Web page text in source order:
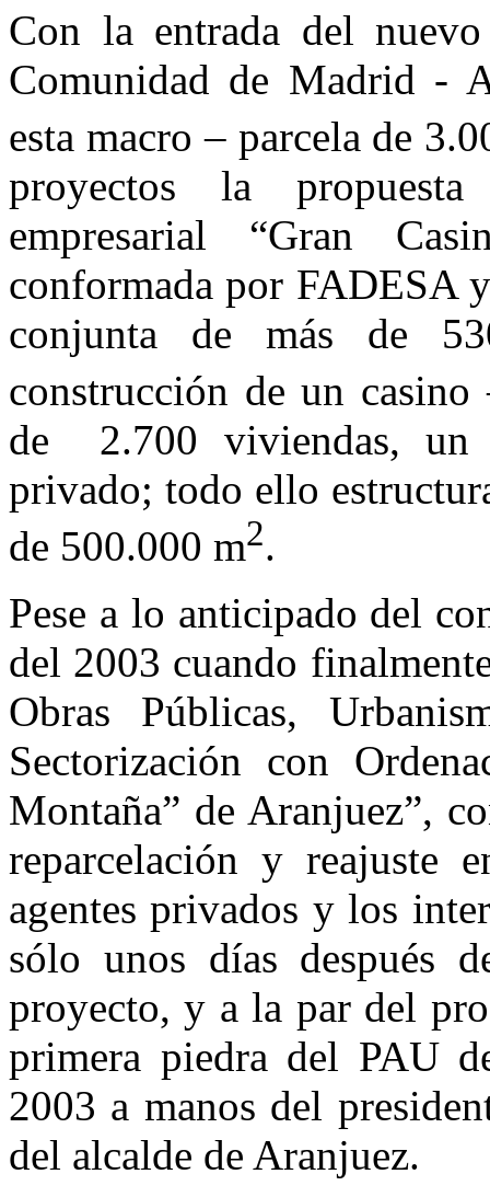
Con la entrada del
Comunidad de Madrid -
esta macro – parcela de
proyectos la
empresarial “Gran
conformada por FADESA
conjunta de más de
construcción de un
de 2.700 viviendas, un
privado; todo ello
de 500.000 m2.
Pese a lo anticipado del
del 2003 cuando
Obras Públicas,
Sectorización con
Montaña” de Aranjuez”,
reparcelación y reajuste
agentes privados y los
sólo unos días después
proyecto, y a la par del
primera piedra del PAU
2003 a manos del
del alcalde de Aranjuez.